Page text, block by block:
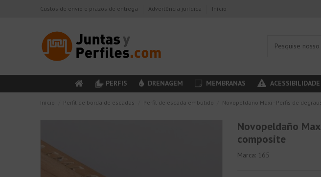
Custos de envio e prazos de entrega Advertência jurídica Início
PERFIS DRENAGEM MEMBRANAS ACESSIBILIDADE
Início Perfil de borda de escadas Perfil de escada embutido Novopeldaño Maxi - Perfis de
Novopeldaño
composite
Marca: 165